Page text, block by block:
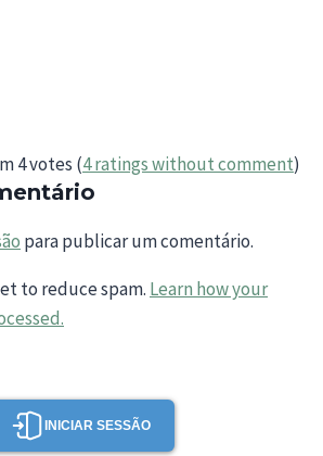
4 votes (4 ratings without comment)
para publicar um comentário.
to reduce spam. Learn how your
INICIAR SESSÃO